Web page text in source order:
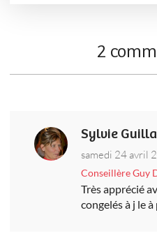
2
Sylvie
samedi 24 avril
Conseillère Guy
Très apprécié
congelés à j le